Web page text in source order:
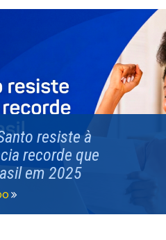
resiste à
recorde que
em 2025